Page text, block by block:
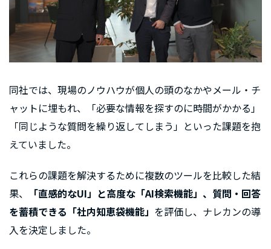
同社では、現場のノウハウが個人の頭のなかやメール・チ
ャットに埋もれ、「必要な情報を探すのに時間がかかる」
「同じような質問を繰り返してしまう」といった課題を抱
えていました。
これらの課題を解決するために複数のツールを比較した結
果、
「直感的なUI」と高度な「AI検索機能」、質問・回答
を蓄積できる「社内知恵袋機能」 を評価し、ナレカンの導
入を決定しました。